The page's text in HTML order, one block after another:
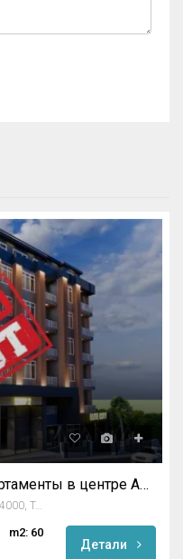
Роскошные строящиеся апартаменты в центре Аланьи
Alanya, Antalya, Mediterranean Region, 74000, Turkey
m2: 60
Детали